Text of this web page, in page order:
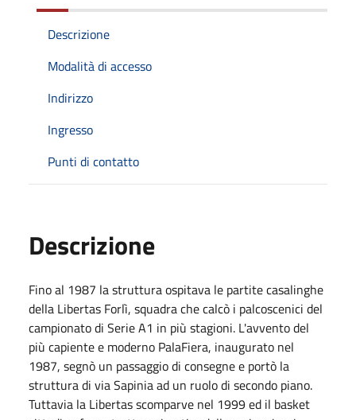
Descrizione
Modalità di accesso
Indirizzo
Ingresso
Punti di contatto
Descrizione
Fino al 1987 la struttura ospitava le partite casalinghe
della Libertas Forlì, squadra che calcò i palcoscenici del
campionato di Serie A1 in più stagioni. L'avvento del
più capiente e moderno PalaFiera, inaugurato nel
1987, segnò un passaggio di consegne e portò la
struttura di viaSapiniaad un ruolo di secondo piano.
Tuttavia la Libertas scomparve nel 1999 ed il basket